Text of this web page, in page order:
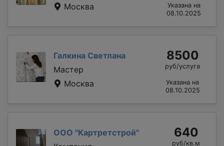
Москва
Указана на
08.10.2025
Галкина Светлана
Мастер
Москва
8500
руб/услуга
Указана на
08.10.2025
ООО "Картретстрой"
640
руб/кв.м